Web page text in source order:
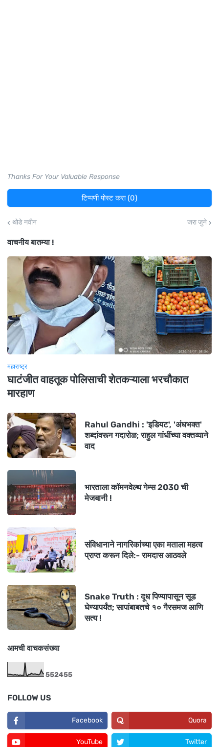
Thanks For Your Valuable Response
टिप्पणी पोस्ट करा (0)
थोडे नवीन जरा जुने
वाचनीय बातम्या !
महाराष्ट्र
घाटंजीत वाहतूक पोलिसाची शेतकऱ्याला भरचौकात
मारहाण
Rahul Gandhi : 'इडियट', 'अंधभक्त'
शब्दांवरून गदारोळ; राहुल गांधींच्या वक्तव्याने
वाद
भारताला कॉमनवेल्थ गेम्स 2030 ची
मेजबानी !
संविधानाने नागरिकांच्या एका मताला महत्व
प्राप्त करून दिले:- रामदास आठवले
Snake Truth : दूध पिण्यापासून सूड
घेण्यापर्यंत; सापांबाबतचे १० गैरसमज आणि
सत्य !
आमची वाचकसंख्या
552455
FOLLOW US
Facebook Quora
YouTube Twitter